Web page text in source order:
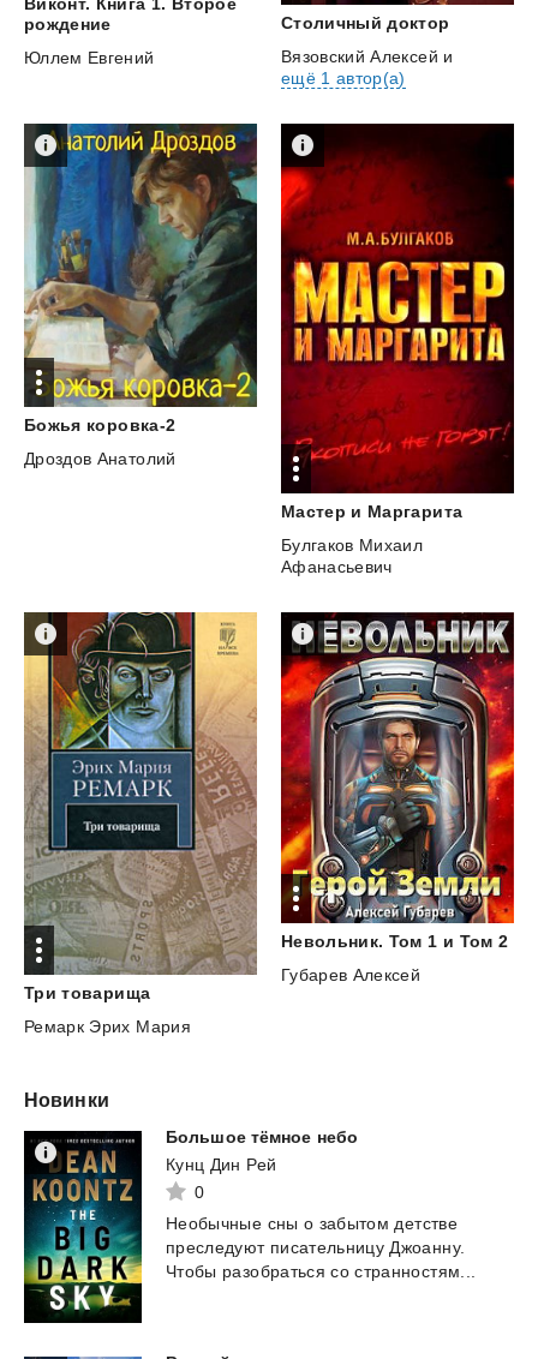
рождение
Юллем Евгений
Столичный доктор
Вязовский Алексей и
ещё 1 автор(а)
Божья коровка-2
Дроздов Анатолий
Мастер и Маргарита
Булгаков Михаил
Афанасьевич
Три товарища
Ремарк Эрих Мария
Невольник. Том 1 и Том 2
Губарев Алексей
Новинки
Большое тёмное небо
Кунц Дин Рей
0
Необычные сны о забытом детстве
преследуют писательницу Джоанну.
Чтобы разобраться со странностям...